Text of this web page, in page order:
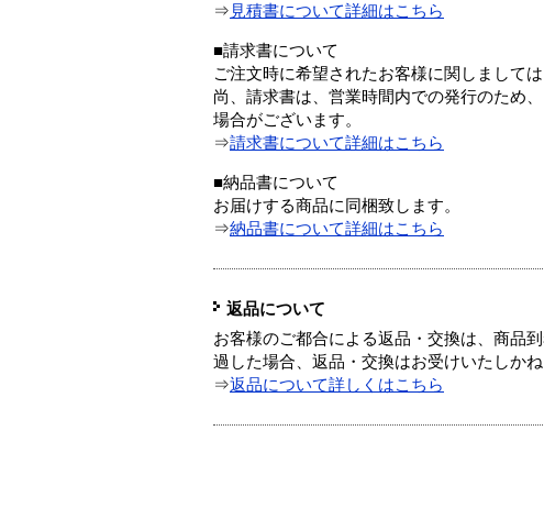
⇒ 見積書について詳細はこちら
■請求書について
ご注文時に希望されたお客様に関しまして
尚、請求書は、営業時間内での発行のため
場合がございます。
⇒請求書について詳細はこちら
■納品書について
お届けする商品に同梱致します。
⇒納品書について詳細はこちら
返品について
お客様のご都合による返品・交換は、商品
過した場合、返品・交換はお受けいたしかね
⇒返品について詳しくはこちら